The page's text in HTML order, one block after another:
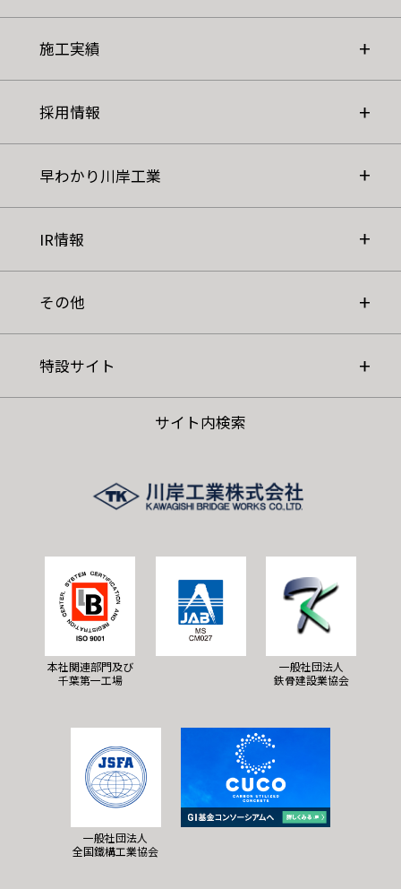
施工実績
採用情報
早わかり川岸工業
IR情報
その他
特設サイト
サイト内検索
本社関連部門及び
千葉第一工場
一般社団法人
鉄骨建設業協会
一般社団法人
全国鐵構工業協会